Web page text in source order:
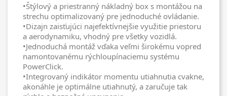
•Štýlový a priestranný nákladný box s montážou na
strechu optimalizovaný pre jednoduché ovládanie.
•Dizajn zaisťujúci najefektívnejšie využitie priestoru
a aerodynamiku, vhodný pre všetky vozidlá.
•Jednoduchá montáž vďaka veľmi širokému vopred
namontovanému rýchloupínaciemu systému
PowerClick.
•Integrovaný indikátor momentu utiahnutia cvakne,
akonáhle je optimálne utiahnutý, a zaručuje tak